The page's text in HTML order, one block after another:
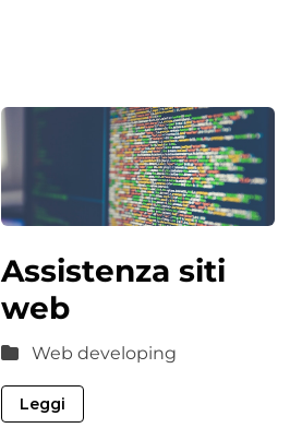
Assistenza siti
web
Web developing
Leggi